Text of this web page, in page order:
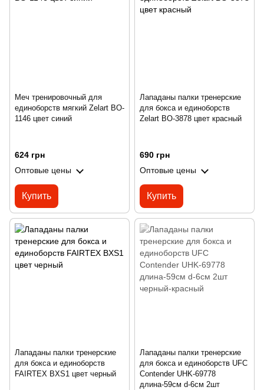
Меч тренировочный для
единоборств мягкий Zelart BO-
1146 цвет синий
624 грн
Оптовые цены
Купить
Лападаны палки тренерские
для бокса и единоборств
Zelart BO-3878 цвет красный
690 грн
Оптовые цены
Купить
Лападаны палки тренерские
для бокса и единоборств
FAIRTEX BXS1 цвет черный
Лападаны палки тренерские
для бокса и единоборств UFC
Contender UHK-69778
длина-59см d-6см 2шт